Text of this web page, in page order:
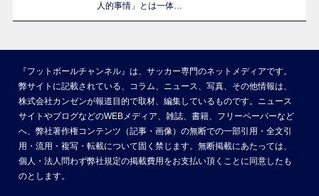
人的事情」とは一体…
『フットボールチャンネル』は、サッカー専門のネットメディアです。
弊サイトに記載されている、コラム、ニュース、写真、その他情報は、
株式会社カンゼンが報道目的で取材、編集しているものです。ニュース
サイトやブログなどのWEBメディア、雑誌、書籍、フリーペーパーなど
へ、弊社著作権コンテンツ（記事・画像）の無断での一部引用・全文引
用・流用・複写・転載について固く禁じます。無断掲載にあたっては、
個人・法人問わず弊社規定の掲載費用をお支払い頂くことに同意したも
のとします。